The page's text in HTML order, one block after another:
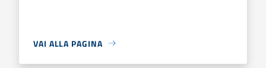
VAI ALLA PAGINA